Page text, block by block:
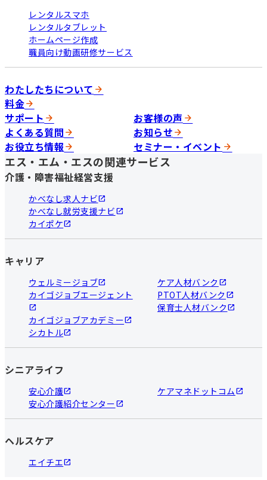
レンタルスマホ
レンタルタブレット
ホームページ作成
職員向け動画研修サービス
わたしたちについて
料金
サポート
お客様の声
よくある質問
お知らせ
お役立ち情報
セミナー・イベント
エス・エム・エスの関連サービス
介護・障害福祉経営支援
かべなし求人ナビ
かべなし就労支援ナビ
カイポケ
キャリア
ウェルミージョブ
カイゴジョブエージェント
カイゴジョブアカデミー
シカトル
ケア人材バンク
PTOT人材バンク
保育士人材バンク
シニアライフ
安心介護
安心介護紹介センター
ケアマネドットコム
ヘルスケア
エイチエ